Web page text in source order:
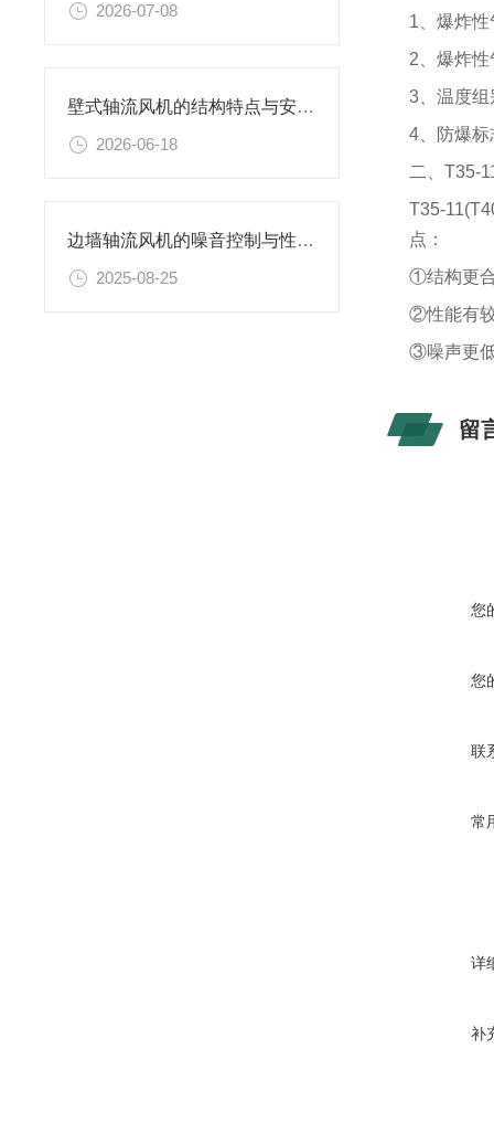
2026-07-08
壁式轴流风机的结构特点与安装方式详解
2026-06-18
边墙轴流风机的噪音控制与性能提升
2025-08-25
1、爆炸
2、爆炸
3、温度
4、防爆标
二、T35-
T35-
点：
①结构更
②性能有
③噪声更
留
您
您
联
常
详
补